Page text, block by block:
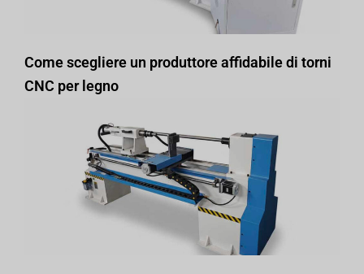
Come scegliere un produttore affidabile di torni
CNC per legno